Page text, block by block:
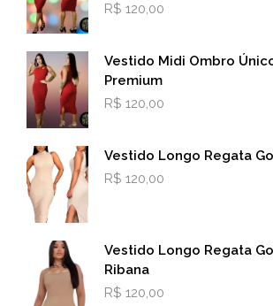
R$ 120,00
Vestido Midi Ombro
Premium
R$ 120,00
Vestido Longo Regata
R$ 120,00
Vestido Longo Regata
Ribana
R$ 120,00